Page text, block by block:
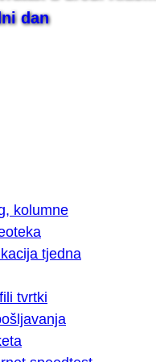
dan
otkrio kako
donijelo tanje i
kolumne
tjedna
tvrtki